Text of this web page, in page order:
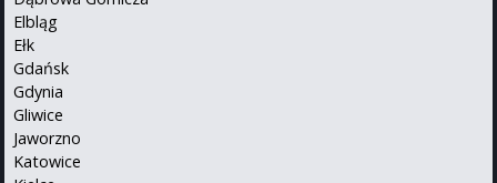
Elbląg
Ełk
Gdańsk
Gdynia
Gliwice
Jaworzno
Katowice